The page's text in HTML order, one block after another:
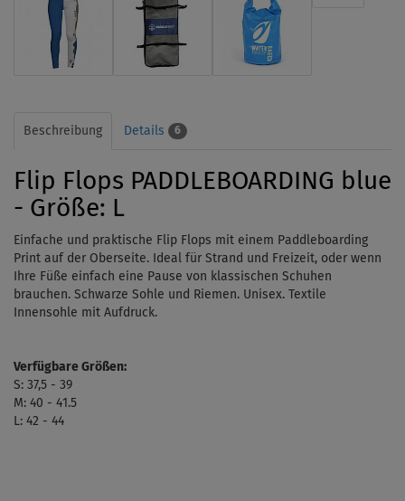
Beschreibung Details 6
Flip Flops PADDLEBOARDING blue
- Größe: L
Einfache und praktische Flip Flops mit einem Paddleboarding
Print auf der Oberseite.
Ideal für Strand und Freizeit, oder wenn
Ihre Füße einfach eine Pause von klassischen Schuhen
brauchen. Schwarze Sohle und Riemen. Unisex. Textile
Innensohle mit Aufdruck.
Verfügbare Größen:
S: 37,5 - 39
M: 40 - 41.5
L: 42 - 44